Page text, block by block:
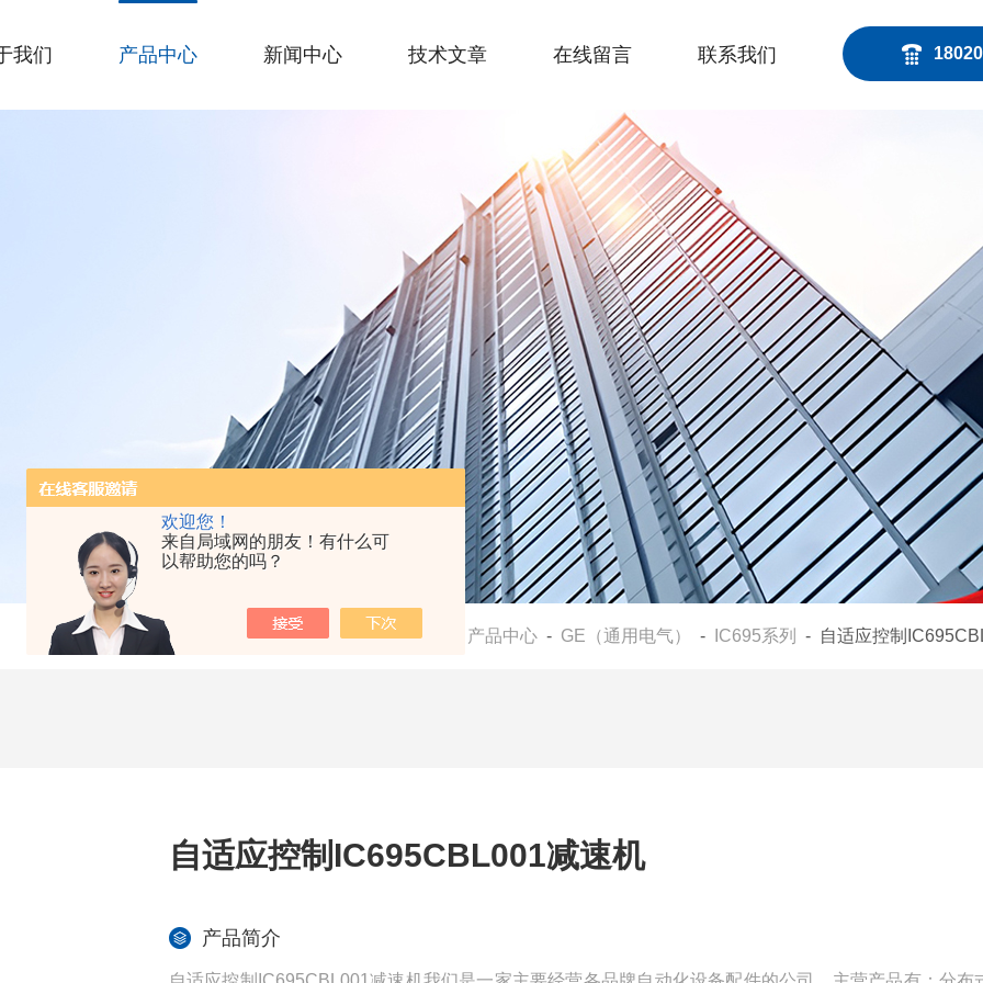
欢迎您！
来自局域网的朋友！有什么可
以帮助您的吗？
我们 产品中心 新闻中心 技术文章 在线留言 联系我们
当前位置：首页 产品中心 - GE（通用电气） - IC695系列 - 自适应控制
自适应控制IC695CBL001减速机
产品简介